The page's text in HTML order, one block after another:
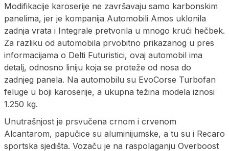
Modifikacije karoserije ne završavaju samo karbonskim
panelima, jer je kompanija Automobili Amos uklonila
zadnja vrata i Integrale pretvorila u mnogo krući hečbek.
Za razliku od automobila prvobitno prikazanog u pres
informacijama o Delti Futuristici, ovaj automobil ima
detalj, odnosno liniju koja se proteže od nosa do
zadnjeg panela. Na automobilu su EvoCorse Turbofan
feluge u boji karoserije, a ukupna težina modela iznosi
1.250 kg.
Unutrašnjost je prsvučena crnom i crvenom
Alcantarom, papučice su aluminijumske, a tu su i Recaro
sportska sjedišta. Vozaču je na raspolaganju Overboost